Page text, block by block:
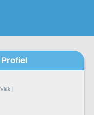
Profiel
Vlak |